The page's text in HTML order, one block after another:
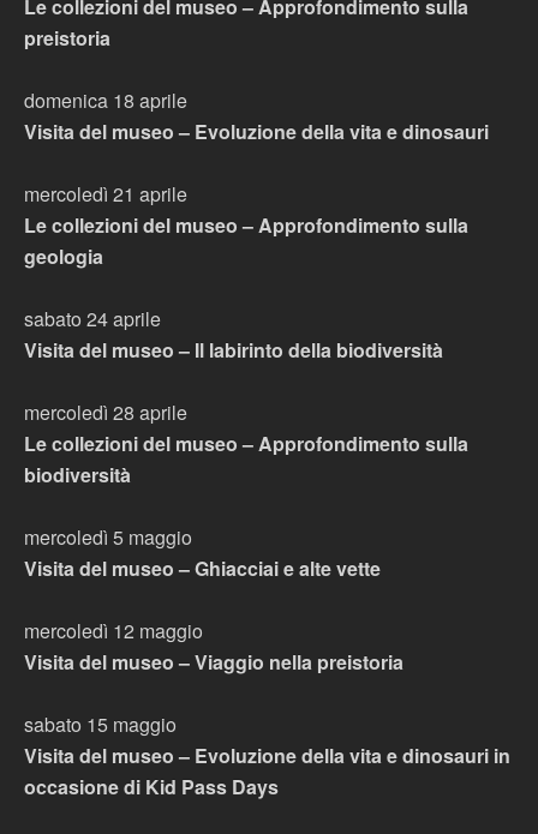
Le collezioni del museo – Approfondimento sulla
preistoria
domenica 18 aprile
Visita del museo – Evoluzione della vita e dinosauri
mercoledì 21 aprile
Le collezioni del museo – Approfondimento sulla
geologia
sabato 24 aprile
Visita del museo – Il labirinto della biodiversità
mercoledì 28 aprile
Le collezioni del museo – Approfondimento sulla
biodiversità
mercoledì 5 maggio
Visita del museo – Ghiacciai e alte vette
mercoledì 12 maggio
Visita del museo – Viaggio nella preistoria
sabato 15 maggio
Visita del museo – Evoluzione della vita e dinosauri in
occasione di Kid Pass Days